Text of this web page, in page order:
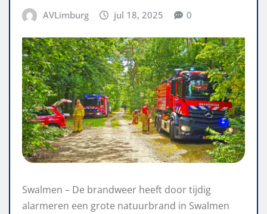
AVLimburg jul 18, 2025 0
Swalmen – De brandweer heeft door tijdig
alarmeren een grote natuurbrand in Swalmen